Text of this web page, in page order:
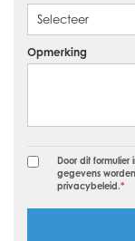
Opmerking
Door dit
gegevens
privacybeleid.*